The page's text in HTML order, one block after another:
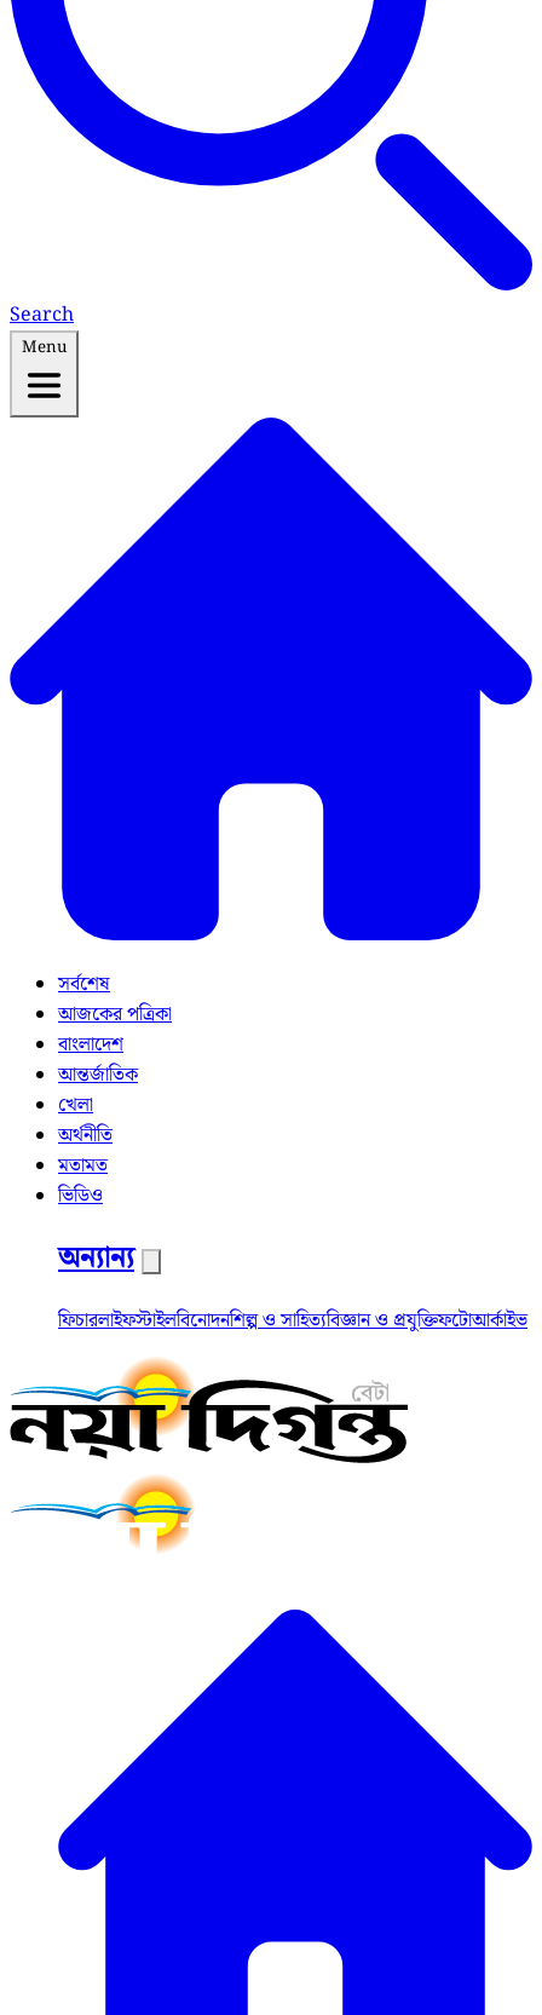
Search
Menu
সর্বশেষ
আজকের পত্রিকা
বাংলাদেশ
আন্তর্জাতিক
খেলা
অর্থনীতি
মতামত
ভিডিও
অন্যান্য
ফিচারলাইফস্টাইলবিনোদনশিল্প ও সাহিত্যবিজ্ঞান ও প্রযুক্তিফটোআর্কাইভ